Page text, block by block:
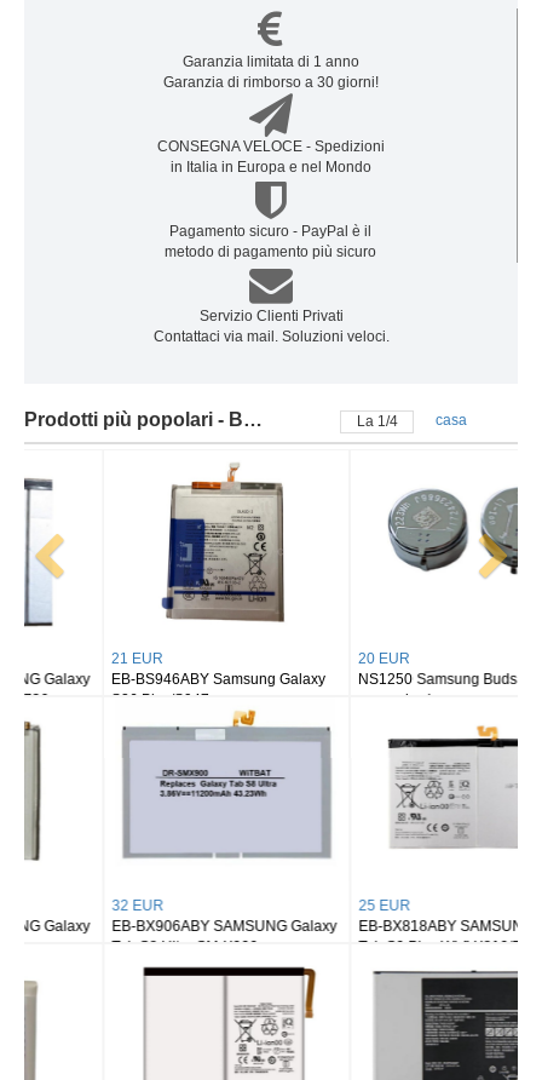
Garanzia limitata di 1 anno
Garanzia di rimborso a 30 giorni!
CONSEGNA VELOCE - Spedizioni
in Italia in Europa e nel Mondo
Pagamento sicuro - PayPal è il
metodo di pagamento più sicuro
Servizio Clienti Privati
Contattaci via mail. Soluzioni veloci.
Prodotti più popolari - Batteria samsung La 2/4 casa
EB-BS946ABY Samsung Galaxy
S26 Plus/S947
NS1250 Samsung Buds 2/ buds 2
EB-BX906ABY SAMSUNG Galaxy
Tab S8 Ultra SM-X900
EB-BX818ABY SAMSUNG Galaxy
Tab S9 Plus Wi-fi X810/5G X816